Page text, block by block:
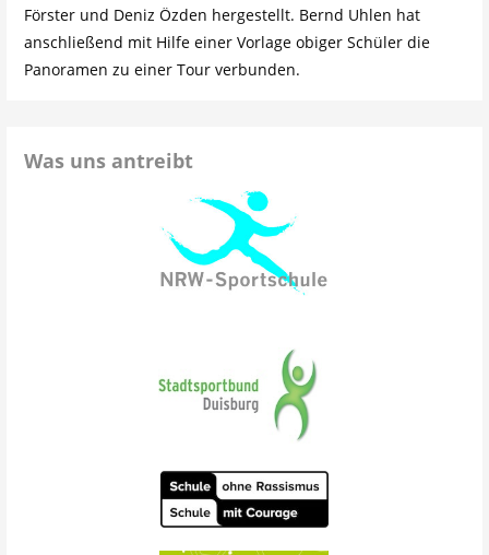
Förster und Deniz Özden hergestellt. Bernd Uhlen hat
anschließend mit Hilfe einer Vorlage obiger Schüler die
Panoramen zu einer Tour verbunden.
Was uns antreibt